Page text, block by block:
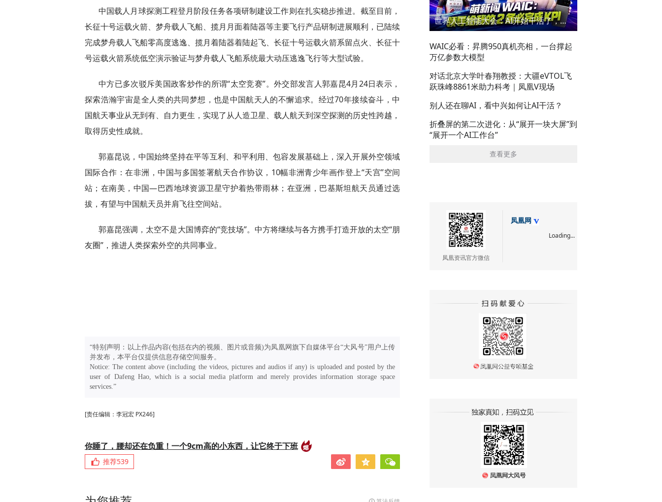
中国载人月球探测工程登月阶段任务各项研制建设工作则在扎实稳步推进。截至目前，
长征十号运载火箭、梦舟载人飞船、揽月月面着陆器等主要飞行产品研制进展顺利，已陆续
完成梦舟载人飞船零高度逃逸、揽月着陆器着陆起飞、长征十号运载火箭系留点火、长征十
号运载火箭系统低空演示验证与梦舟载人飞船系统最大动压逃逸飞行等大型试验。
中方已多次驳斥美国政客炒作的所谓“太空竞赛”。外交部发言人郭嘉昆4月24日表示，
探索浩瀚宇宙是全人类的共同梦想，也是中国航天人的不懈追求。经过70年接续奋斗，中
国航天事业从无到有、自力更生，实现了从人造卫星、载人航天到深空探测的历史性跨越，
取得历史性成就。
郭嘉昆说，中国始终坚持在平等互利、和平利用、包容发展基础上，深入开展外空领域
国际合作：在非洲，中国与多国签署航天合作协议，10幅非洲青少年画作登上“天宫”空间
站；在南美，中国—巴西地球资源卫星守护着热带雨林；在亚洲，巴基斯坦航天员通过选
拔，有望与中国航天员并肩飞往空间站。
郭嘉昆强调，太空不是大国博弈的“竞技场”。中方将继续与各方携手打造开放的太空“朋
友圈”，推进人类探索外空的共同事业。
“特别声明：以上作品内容(包括在内的视频、图片或音频)为凤凰网旗下自媒体平台“大风号”用户上传
并发布，本平台仅提供信息存储空间服务。
Notice: The content above (including the videos, pictures and audios if any) is uploaded and posted by the
user of Dafeng Hao, which is a social media platform and merely provides information storage space
services.”
[责任编辑：李冠宏 PX246]
你睡了，腰却还在负重！一个9cm高的小东西，让它终于下班
推荐539
世界人工智能大会：AI开始干活了，但到底干的怎么样？萌新闯WAIC
WAIC必看：昇腾950真机亮相，一台撑起
万亿参数大模型
对话北京大学叶春翔教授：大疆eVTOL飞
跃珠峰8861米助力科考｜凤凰V现场
别人还在聊AI，看中兴如何让AI干活？
折叠屏的第二次进化：从“展开一块大屏”到
“展开一个AI工作台”
查看更多
凤凰资讯官方微信
凤凰网
Loading...